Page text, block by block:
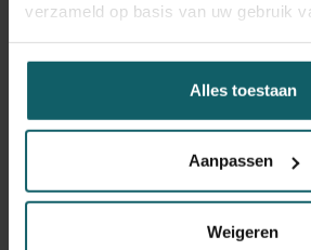
verzameld op basis van uw gebruik
Alles toestaan
Aanpassen
Weigeren
Research
Molina de la Fuente Irene
Invited Researcher, Postdoc